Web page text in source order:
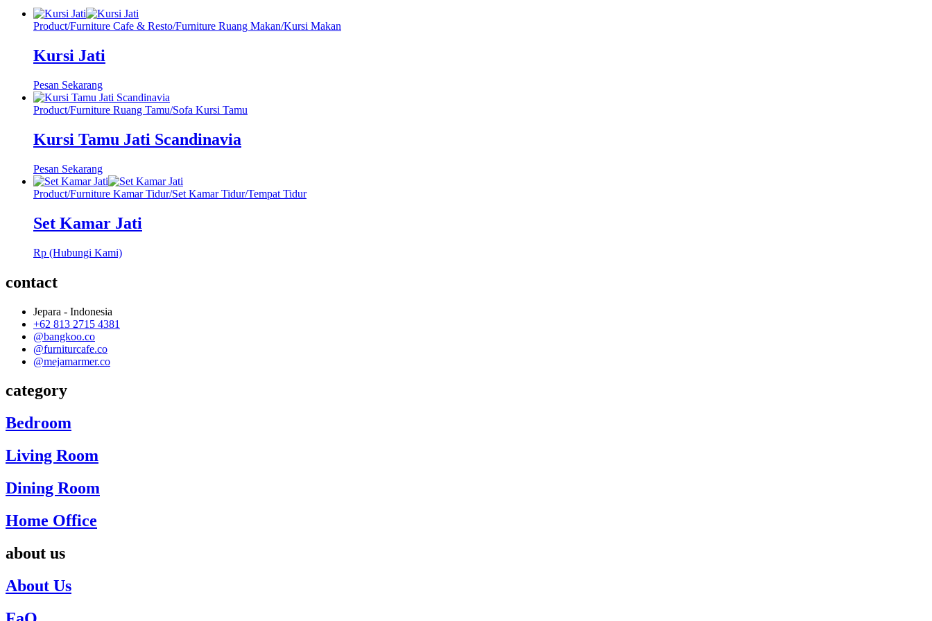
Product/Furniture Cafe & Resto/Furniture Ruang Makan/Kursi Makan
Kursi Jati
Pesan Sekarang
Product/Furniture Ruang Tamu/Sofa Kursi Tamu
Kursi Tamu Jati Scandinavia
Pesan Sekarang
Product/Furniture Kamar Tidur/Set Kamar Tidur/Tempat Tidur
Set Kamar Jati
Rp (Hubungi Kami)
contact
Jepara - Indonesia
+62 813 2715 4381
@bangkoo.co
@furniturcafe.co
@mejamarmer.co
category
Bedroom
Living Room
Dining Room
Home Office
about us
About Us